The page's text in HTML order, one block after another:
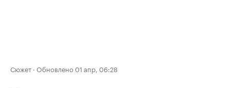
Сюжет · Обновлено 01 апр, 06:28